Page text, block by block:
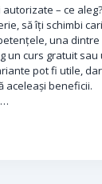
– ce aleg?
să îți schimbi
una dintre
un curs gratuit sau
pot fi utile,
aceleași beneficii.